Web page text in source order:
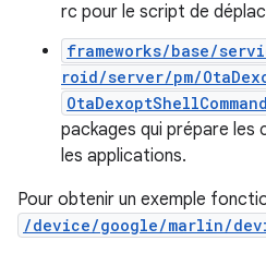
rc pour le script de
frameworks/base/
roid/server/pm/
OtaDexoptShellCommand
packages qui prépare
les applications.
Pour obtenir un exemple
/device/google/marlin/